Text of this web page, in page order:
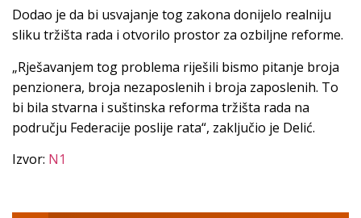
Dodao je da bi usvajanje tog zakona donijelo realniju
sliku tržišta rada i otvorilo prostor za ozbiljne reforme.
„Rješavanjem tog problema riješili bismo pitanje broja
penzionera, broja nezaposlenih i broja zaposlenih. To
bi bila stvarna i suštinska reforma tržišta rada na
području Federacije poslije rata“, zaključio je Delić.
Izvor: N1